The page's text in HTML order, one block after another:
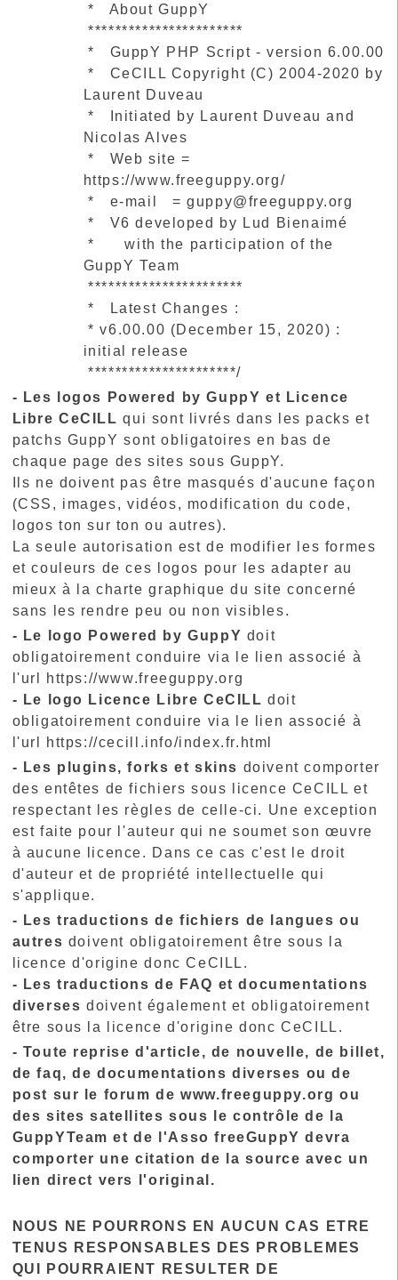
* About GuppY
***********************
* GuppY PHP Script - version 6.00.00
* CeCILL Copyright (C) 2004-2020 by
Laurent Duveau
* Initiated by Laurent Duveau and
Nicolas Alves
* Web site =
https://www.freeguppy.org/
* e-mail = guppy@freeguppy.org
* V6 developed by Lud Bienaimé
* with the participation of the
GuppY Team
***********************
* Latest Changes :
* v6.00.00 (December 15, 2020) :
initial release
**********************/
- Les logos Powered by GuppY et Licence
Libre CeCILL qui sont livrés dans les packs et
patchs GuppY sont obligatoires en bas de
chaque page des sites sous GuppY.
Ils ne doivent pas être masqués d'aucune façon
(CSS, images, vidéos, modification du code,
logos ton sur ton ou autres).
La seule autorisation est de modifier les formes
et couleurs de ces logos pour les adapter au
mieux à la charte graphique du site concerné
sans les rendre peu ou non visibles.
- Le logo Powered by GuppY doit
obligatoirement conduire via le lien associé à
l'url https://www.freeguppy.org
- Le logo Licence Libre CeCILL doit
obligatoirement conduire via le lien associé à
l'url https://cecill.info/index.fr.html
- Les plugins, forks et skins doivent comporter
des entêtes de fichiers sous licence CeCILL et
respectant les règles de celle-ci. Une exception
est faite pour l'auteur qui ne soumet son œuvre
à aucune licence. Dans ce cas c'est le droit
d'auteur et de propriété intellectuelle qui
s'applique.
- Les traductions de fichiers de langues ou
autres doivent obligatoirement être sous la
licence d'origine donc CeCILL.
- Les traductions de FAQ et documentations
diverses doivent également et obligatoirement
être sous la licence d'origine donc CeCILL.
- Toute reprise d'article, de nouvelle, de billet,
de faq, de documentations diverses ou de
post sur le forum de www.freeguppy.org ou
des sites satellites sous le contrôle de la
GuppYTeam et de l'Asso freeGuppY devra
comporter une citation de la source avec un
lien direct vers l'original.
NOUS NE POURRONS EN AUCUN CAS ETRE
TENUS RESPONSABLES DES PROBLEMES
QUI POURRAIENT RESULTER DE